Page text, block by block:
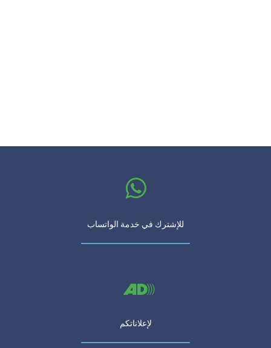
للإشترك في خدمة الواتساب
لإعلاناتكم